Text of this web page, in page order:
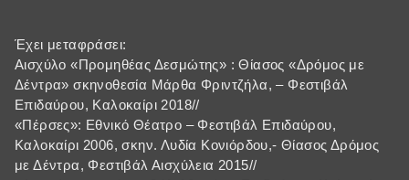
Έχει μεταφράσει:
Αισχύλο «Προμηθέας Δεσμώτης» : Θίασος «Δρόμος με
Δέντρα» σκηνοθεσία Μάρθα Φριντζήλα, – Φεστιβάλ
Επιδαύρου, Καλοκαίρι 2018//
«Πέρσες»: Εθνικό Θέατρο – Φεστιβάλ Επιδαύρου,
Καλοκαίρι 2006, σκην. Λυδία Κονιόρδου,- Θίασος Δρόμος
με Δέντρα, Φεστιβάλ Αισχύλεια 2015//